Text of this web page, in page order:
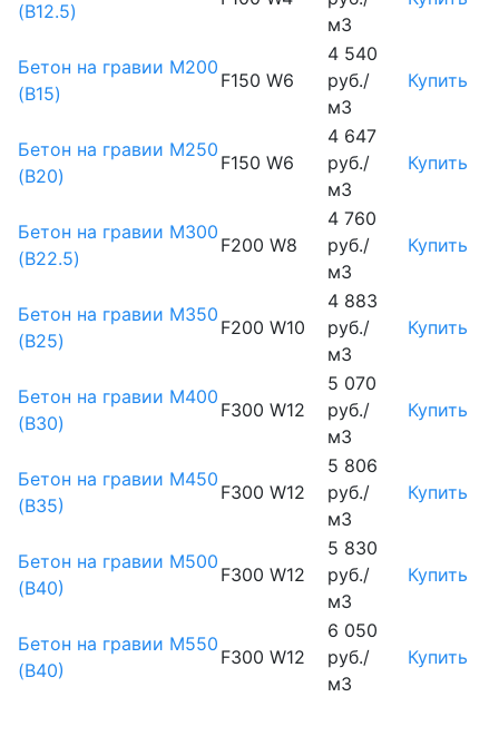
(B12.5)
м3
Бетон на гравии М200
(B15)
F150 W6
4 540
руб./
м3
Купить
Бетон на гравии М250
(B20)
F150 W6
4 647
руб./
м3
Купить
Бетон на гравии М300
(B22.5)
F200 W8
4 760
руб./
м3
Купить
Бетон на гравии М350
(B25)
F200 W10
4 883
руб./
м3
Купить
Бетон на гравии М400
(B30)
F300 W12
5 070
руб./
м3
Купить
Бетон на гравии М450
(В35)
F300 W12
5 806
руб./
м3
Купить
Бетон на гравии М500
(В40)
F300 W12
5 830
руб./
м3
Купить
Бетон на гравии М550
(В40)
F300 W12
6 050
руб./
м3
Купить